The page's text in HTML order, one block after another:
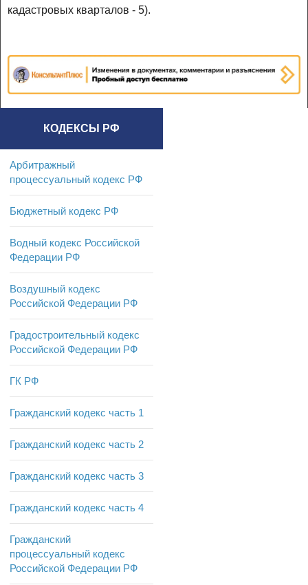
кадастровых кварталов - 5).
КОДЕКСЫ РФ
Арбитражный
процессуальный кодекс РФ
Бюджетный кодекс РФ
Водный кодекс Российской
Федерации РФ
Воздушный кодекс
Российской Федерации РФ
Градостроительный кодекс
Российской Федерации РФ
ГК РФ
Гражданский кодекс часть 1
Гражданский кодекс часть 2
Гражданский кодекс часть 3
Гражданский кодекс часть 4
Гражданский
процессуальный кодекс
Российской Федерации РФ